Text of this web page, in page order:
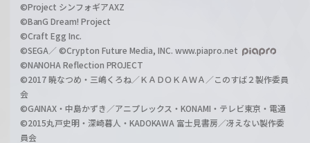
©Project シンフォギアAXZ
©BanG Dream! Project
©Craft Egg Inc.
©SEGA／ ©Crypton Future Media, INC. www.piapro.net
©NANOHA Reflection PROJECT
©2017 暁なつめ・三嶋くろね／ＫＡＤＯＫＡＷＡ／このすば２製作委員
会
©GAINAX・中島かずき／アニプレックス・KONAMI・テレビ東京・電通
©2015丸戸史明・深崎暮人・KADOKAWA 富士見書房／冴えない製作委
員会